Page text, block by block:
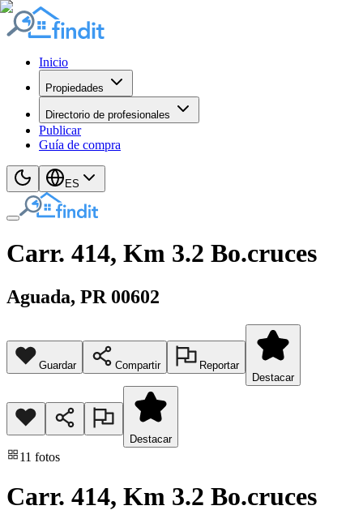
Inicio
Propiedades
Directorio de profesionales
Publicar
Guía de compra
ES
Carr. 414, Km 3.2 Bo.cruces
Aguada, PR 00602
Guardar Compartir
Reportar
Destacar
Destacar
11 fotos
Carr. 414, Km 3.2 Bo.cruces